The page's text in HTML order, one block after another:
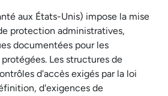
aux États-Unis) impose la mise
protection administratives,
documentées pour les
Les structures de
d'accès exigés par la loi
d'exigences de